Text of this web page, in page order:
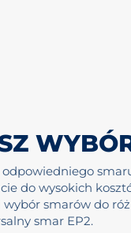
do wysokich
wybór smarów do
smar EP2.